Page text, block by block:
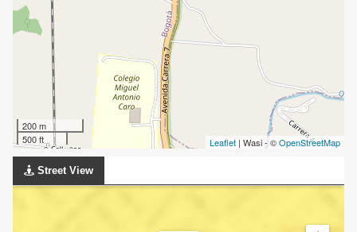
200 m
500 ft
Leaflet | Wasi - ©OpenStreetMap
Street View